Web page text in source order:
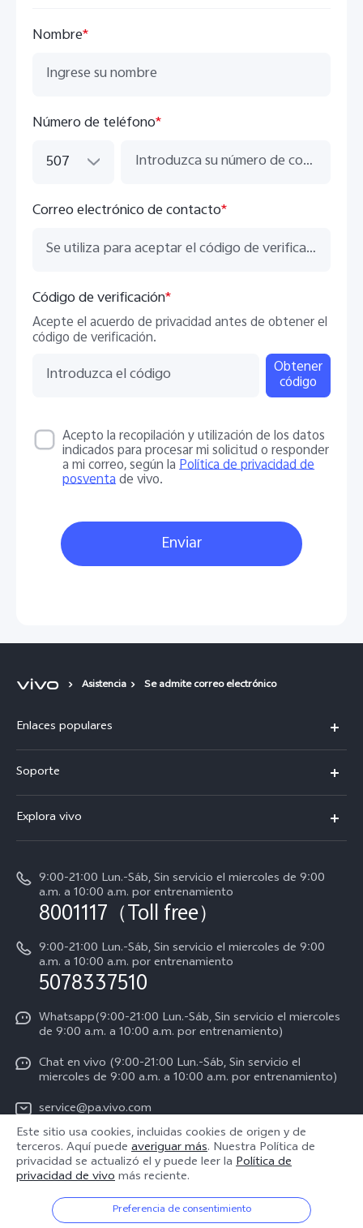
Nombre*
Número de teléfono*
507
Correo electrónico de contacto*
Código de verificación*
Acepte el acuerdo de privacidad antes de obtener el
código de verificación.
Obtener
código
Acepto la recopilación y utilización de los datos
indicados para procesar mi solicitud o responder
a mi correo, según laPolítica de privacidad de
posventade vivo.
Enviar
Asistencia Se admite correo electrónico
Enlaces populares
V50 Lite
Y19s
Soporte
Verificación de IMEI
Manual de usuario
Instrucciones de la garantía de vivo
Declaración de privacidad para Servicio
Consulta el Precio de los Repuestos
Explora vivo
Acerca de nosotros
Centro de privacidad de vivo
9:00-21:00 Lun.-Sáb, Sin servicio el miercoles de 9:00
a.m. a 10:00 a.m. por entrenamiento
8001117（Toll free）
9:00-21:00 Lun.-Sáb, Sin servicio el miercoles de 9:00
a.m. a 10:00 a.m. por entrenamiento
5078337510
Whatsapp(9:00-21:00 Lun.-Sáb, Sin servicio el miercoles
de 9:00 a.m. a 10:00 a.m. por entrenamiento)
Chat en vivo (9:00-21:00 Lun.-Sáb, Sin servicio el
miercoles de 9:00 a.m. a 10:00 a.m. por entrenamiento)
service@pa.vivo.com
Panama | Seleccione país/región
Este sitio usa cookies, incluidas cookies de origen y de
terceros. Aquí puede averiguar más. Nuestra Política de
privacidad se actualizó el y puede leer la Política de
privacidad de vivomás reciente.
Preferencia de consentimiento